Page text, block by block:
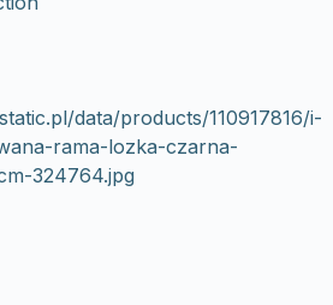
data/products/110917816/i-
rama-lozka-czarna-
324764.jpg